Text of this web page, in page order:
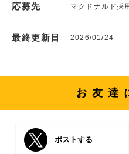
応募先 マクドナルド採
最終更新日 2026/01/24
お友達
ポストする